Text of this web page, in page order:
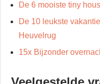
De 6 mooiste tiny
De 10 leukste
Heuvelrug
15x Bijzonder